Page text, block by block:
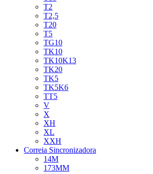
T2
T2,5
T20
T5
TG10
TK10
TK10K13
TK20
TK5
TK5K6
TT5
V
X
XH
XL
XXH
Correia Sincronizadora
14M
173MM